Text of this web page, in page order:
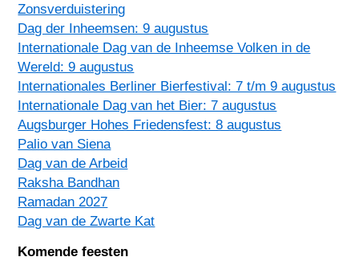
Zonsverduistering
Dag der Inheemsen: 9 augustus
Internationale Dag van de Inheemse Volken in de
Wereld: 9 augustus
Internationales Berliner Bierfestival: 7 t/m 9 augustus
Internationale Dag van het Bier: 7 augustus
Augsburger Hohes Friedensfest: 8 augustus
Palio van Siena
Dag van de Arbeid
Raksha Bandhan
Ramadan 2027
Dag van de Zwarte Kat
Komende feesten